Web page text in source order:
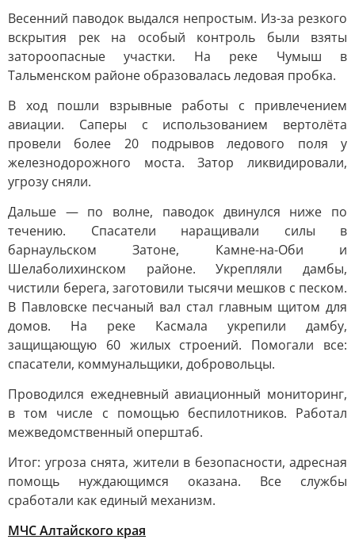
Весенний паводок выдался непростым. Из-за резкого
вскрытия рек на особый контроль были взяты
затороопасные участки. На реке Чумыш в
Тальменском районе образовалась ледовая пробка.
В ход пошли взрывные работы с привлечением
авиации. Саперы с использованием вертолёта
провели более 20 подрывов ледового поля у
железнодорожного моста. Затор ликвидировали,
угрозу сняли.
Дальше — по волне, паводок двинулся ниже по
течению. Спасатели наращивали силы в
барнаульском Затоне, Камне-на-Оби и
Шелаболихинском районе. Укрепляли дамбы,
чистили берега, заготовили тысячи мешков с песком.
В Павловске песчаный вал стал главным щитом для
домов. На реке Касмала укрепили дамбу,
защищающую 60 жилых строений. Помогали все:
спасатели, коммунальщики, добровольцы.
Проводился ежедневный авиационный мониторинг,
в том числе с помощью беспилотников. Работал
межведомственный оперштаб.
Итог: угроза снята, жители в безопасности, адресная
помощь нуждающимся оказана. Все службы
сработали как единый механизм.
МЧС Алтайского края